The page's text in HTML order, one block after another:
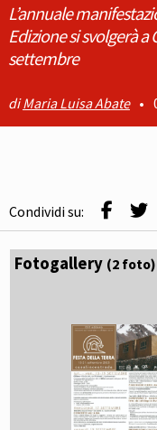
L’annuale
Edizione si svolgerà a
settembre
Maria Luisa Abate •
Condividi su:
Fotogallery (2 foto)